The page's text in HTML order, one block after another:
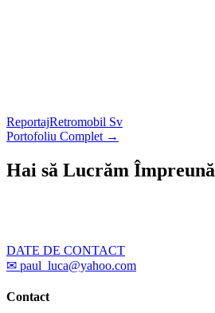
ReportajRetromobil Sv
Portofoliu Complet →
Hai să Lucrăm Împreună
DATE DE CONTACT
✉ paul_luca@yahoo.com
Contact